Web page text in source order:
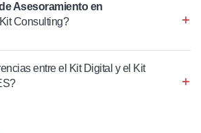
Asesoramiento en
Consulting?
entre el Kit Digital y el Kit